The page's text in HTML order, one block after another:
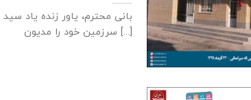
بانی محترم، یاور زنده ياد
سرزمین خود را مدیون [...]